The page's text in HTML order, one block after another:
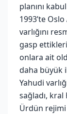
planını
1993’te
varlığını
gasp
onlara ait
daha büyük
Yahudi
sağladı,
Ürdün rejimi